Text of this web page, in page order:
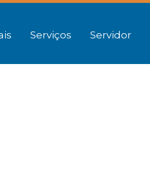
Serviços Servidor